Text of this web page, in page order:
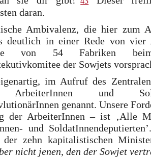
daran.
Ambivalenz, die hier zum
deutlich in einer Rede von vier
von 54 Fabriken beim
der Sowjets
im Aufruf des
ArbeiterInnen und
genannt. Unsere
der ArbeiterInnen – ist ‚Alle
und
der zehn kapitalistischen
nicht jenen, den der Sowjet